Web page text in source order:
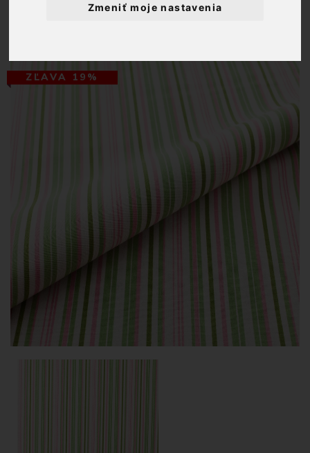
Zmeniť moje nastavenia
ZĽAVA 19%